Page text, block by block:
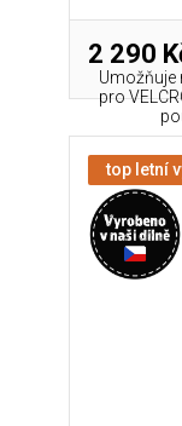
2 290
Umožňuje
pro
top letní